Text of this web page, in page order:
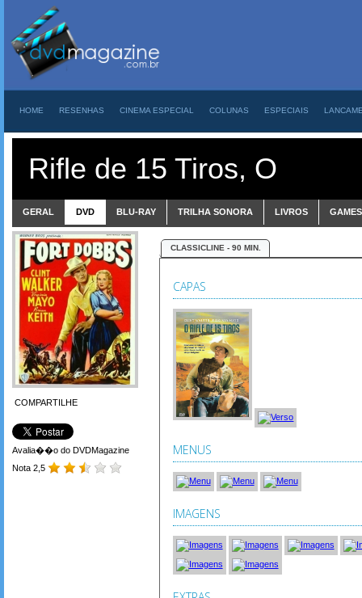
HOME RESENHAS CINEMA ESPECIAL COLUNAS ESPECIAIS
Rifle de 15 Tiros, O
GERAL DVD BLU-RAY TRILHA SONORA LIVROS GAMES
COMPARTILHE
Avalia��o do DVDMagazine
Nota 2,5
CLASSICLINE - 90 MIN.
CAPAS
MENUS
IMAGENS